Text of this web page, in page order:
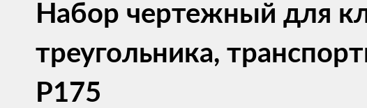
Набор чертежный для
треугольника,
Р175